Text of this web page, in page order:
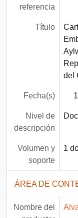
referencia
Título
del
Fecha(s)
Nivel de
descripción
Volumen y
soporte
1
ÁREA DE
Nombre del